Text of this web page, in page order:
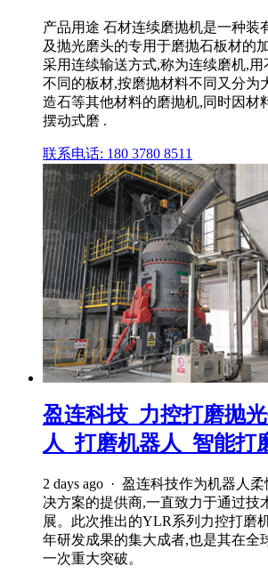
产品用途 石材连续磨抛机是一种装
及抛光磨头的专用于磨抛石板材的
采用连续输送方式,称为连续磨机,
不同的板材,按磨抛材料不同又分为
造石等其他材料的磨抛机,同时因材
摆动式磨 .
联系电话: 180 3780 8511
盈连科技_力控打磨抛
人_打磨机器人_智能打
2 days ago · 盈连科技作为机器人
决方案的提供商,一直致力于通过技
展。此次推出的YLR系列力控打磨
年研发成果的集大成者,也是其在全
一次重大突破。